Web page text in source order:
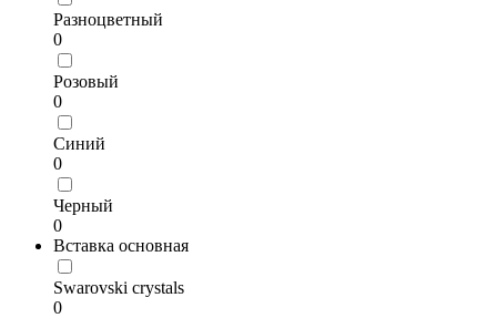
Разноцветный
0
Розовый
0
Синий
0
Черный
0
Вставка основная
Swarovski crystals
0